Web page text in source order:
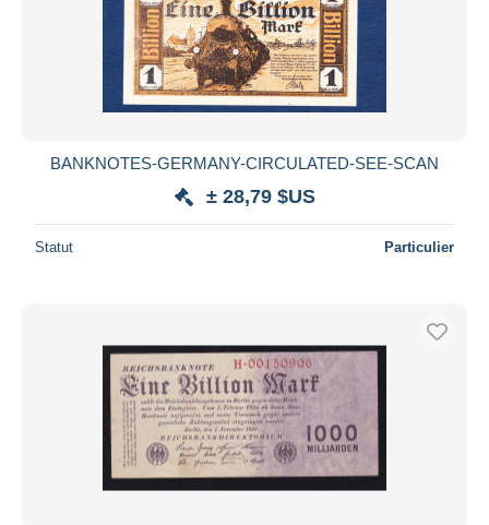
BANKNOTES-GERMANY-CIRCULATED-SEE-SCAN
± 28,79 $US
Statut Particulier